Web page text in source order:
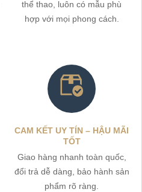
thể thao, luôn có mẫu phù
hợp với mọi phong cách.
CAM KẾT UY TÍN – HẬU MÃI
TỐT
Giao hàng nhanh toàn quốc,
đổi trả dễ dàng, bảo hành sản
phẩm rõ ràng.